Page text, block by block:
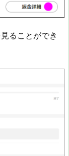
ることができ